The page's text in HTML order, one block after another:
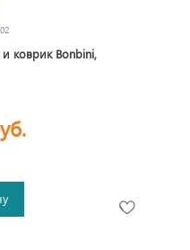
коврик Bonbini,